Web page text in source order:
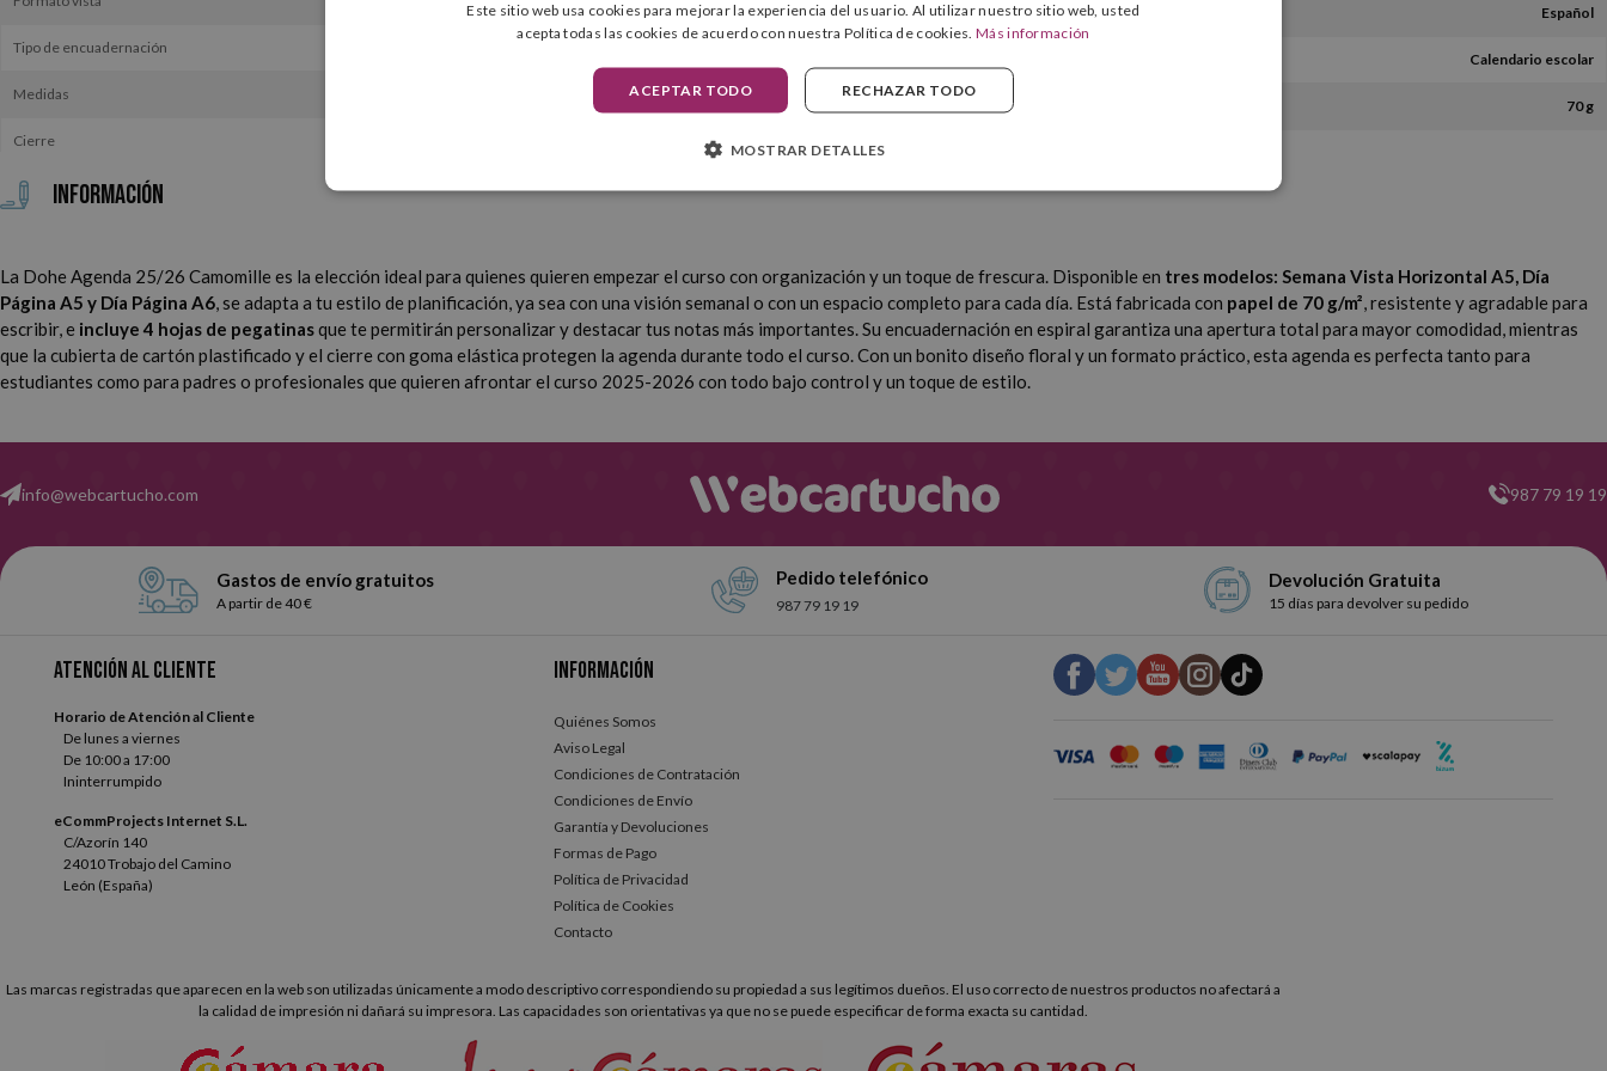
Tipo de encuadernación
Medidas A5 (148 X 210 mm), A6 (105 x 148 mm)
Cierre Goma elástica
Idioma Español
Calendario escolar
70 g
Información
La Dohe Agenda 25/26 Camomille es la elección ideal para quienes quieren empezar el curso con organización y un toque de frescura. Disponible en tres modelos: Semana Vista Horizontal A5, Día
Página A5 y Día Página A6 , se adapta a tu estilo de planificación, ya sea con una visión semanal o con un espacio completo para cada día. Está fabricada con papel de 70 g/m² , resistente y agradable para
escribir, e incluye 4 hojas de pegatinasque te permitirán personalizar y destacar tus notas más importantes. Su encuadernación en espiral garantiza una apertura total para mayor comodidad, mientras
que la cubierta de cartón plastificado y el cierre con goma elástica protegen la agenda durante todo el curso. Con un bonito diseño floral y un formato práctico, esta agenda es perfecta tanto para
estudiantes como para padres o profesionales que quieren afrontar el curso 2025-2026 con todo bajo control y un toque de estilo.
info@webcartucho.com 987 79 19 19
Gastos de envío gratuitos
A partir de 40 €
Pedido telefónico
987 79 19 19
Devolución Gratuita
15 días para devolver su pedido
Atención al cliente
Horario de Atención al Cliente
De lunes a viernes
De 10:00 a 17:00
Ininterrumpido
eCommProjects Internet S.L.
C/Azorín 140
24010 Trobajo del Camino
León (España)
Información
Quiénes Somos
Aviso Legal
Condiciones de Contratación
Condiciones de Envío
Garantía y Devoluciones
Formas de Pago
Política de Privacidad
Política de Cookies
Contacto
Las marcas registradas que aparecen en la web son utilizadas únicamente a modo descriptivo correspondiendo su propiedad a sus legítimos dueños. El uso correcto de nuestros productos no afectará a
la calidad de impresión ni dañará su impresora. Las capacidades son orientativas ya que no se puede especificar de forma exacta su cantidad.
Este sitio web usa cookies para mejorar la experiencia del usuario. Al utilizar nuestro sitio web, usted
acepta todas las cookies de acuerdo con nuestra Política de cookies.Más información
ACEPTAR TODO RECHAZAR TODO
MOSTRAR DETALLES